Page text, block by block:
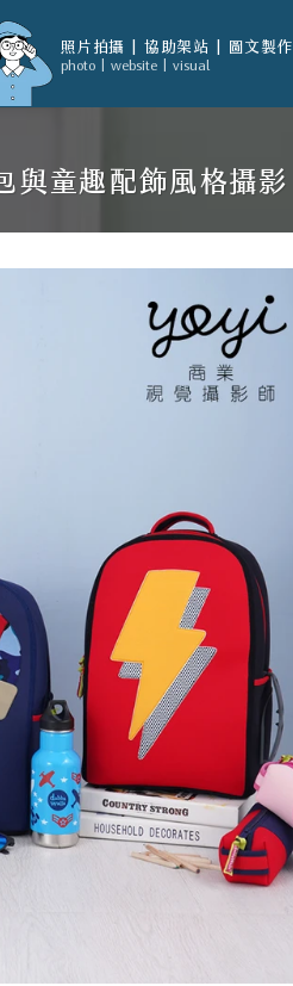
照片拍攝 | 協助架站 | 圖文製作
photo | website | visual
與童趣配飾風格攝影